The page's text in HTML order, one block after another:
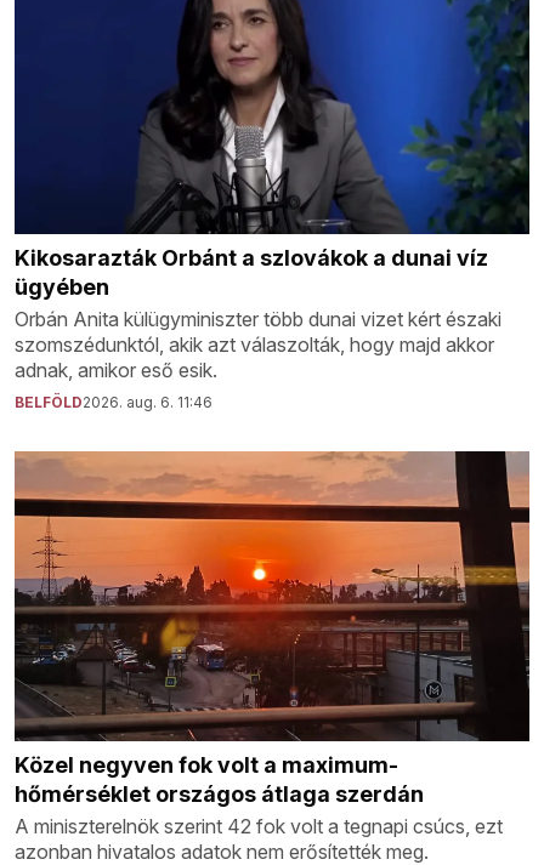
Kikosarazták Orbánt a szlovákok a dunai víz
ügyében
Orbán Anita külügyminiszter több dunai vizet kért északi
szomszédunktól, akik azt válaszolták, hogy majd akkor
adnak, amikor eső esik.
BELFÖLD2026. aug. 6. 11:46
Közel negyven fok volt a maximum-
hőmérséklet országos átlaga szerdán
A miniszterelnök szerint 42 fok volt a tegnapi csúcs, ezt
azonban hivatalos adatok nem erősítették meg.